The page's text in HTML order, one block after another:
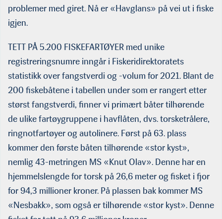
problemer med giret. Nå er «Havglans» på vei ut i fiske
igjen.
TETT PÅ 5.200 FISKEFARTØYER med unike
registreringsnumre inngår i Fiskeridirektoratets
statistikk over fangstverdi og -volum for 2021. Blant de
200 fiskebåtene i tabellen under som er rangert etter
størst fangstverdi, finner vi primært båter tilhørende
de ulike fartøygruppene i havflåten, dvs. torsketrålere,
ringnotfartøyer og autolinere. Først på 63. plass
kommer den første båten tilhørende «stor kyst»,
nemlig 43-metringen MS «Knut Olav». Denne har en
hjemmelslengde for torsk på 26,6 meter og fisket i fjor
for 94,3 millioner kroner. På plassen bak kommer MS
«Nesbakk», som også er tilhørende «stor kyst». Denne